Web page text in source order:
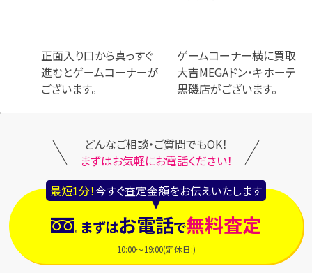
正面入り口から真っすぐ
進むとゲームコーナーが
ございます。
ゲームコーナー横に買取
大吉MEGAドン・キホーテ
黒磯店がございます。
どんなご相談・ご質問でもOK！
まずはお気軽にお電話ください！
最短1分！今すぐ査定金額をお伝えいたします
まずはお電話で無料査定
10:00～19:00(定休日:)